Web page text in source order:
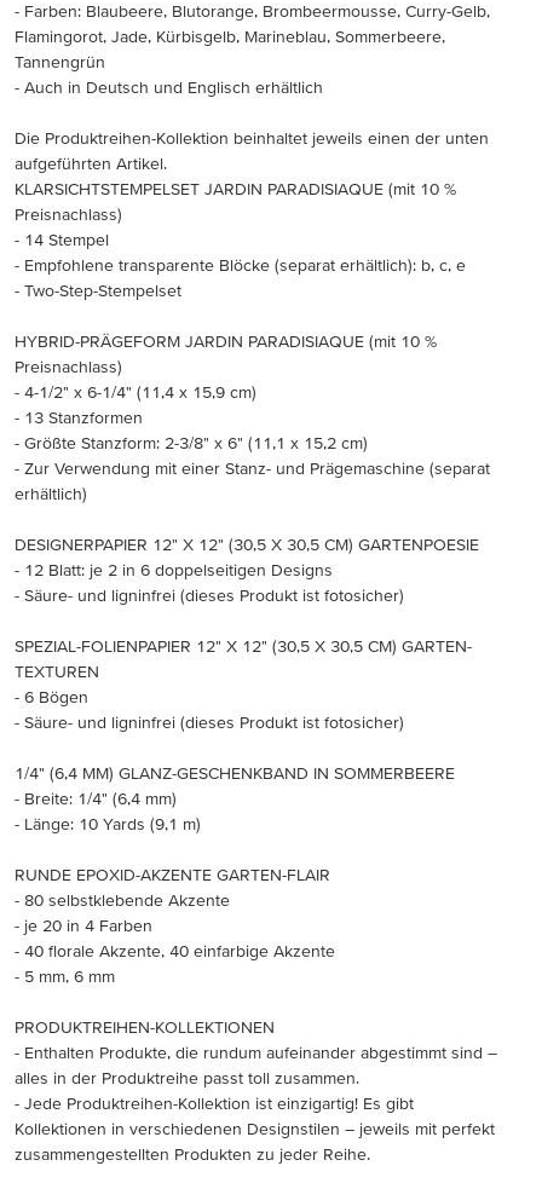
- Farben: Blaubeere, Blutorange, Brombeermousse, Curry-Gelb,
Flamingorot, Jade, Kürbisgelb, Marineblau, Sommerbeere,
Tannengrün
- Auch in Deutsch und Englisch erhältlich
Die Produktreihen-Kollektion beinhaltet jeweils einen der unten
aufgeführten Artikel.
KLARSICHTSTEMPELSET JARDIN PARADISIAQUE (mit 10 %
Preisnachlass)
- 14 Stempel
- Empfohlene transparente Blöcke (separat erhältlich): b, c, e
- Two-Step-Stempelset
HYBRID-PRÄGEFORM JARDIN PARADISIAQUE (mit 10 %
Preisnachlass)
- 4-1/2" x 6-1/4" (11,4 x 15,9 cm)
- 13 Stanzformen
- Größte Stanzform: 2-3/8" x 6" (11,1 x 15,2 cm)
- Zur Verwendung mit einer Stanz- und Prägemaschine (separat
erhältlich)
DESIGNERPAPIER 12" X 12" (30,5 X 30,5 CM) GARTENPOESIE
- 12 Blatt: je 2 in 6 doppelseitigen Designs
- Säure- und ligninfrei (dieses Produkt ist fotosicher)
SPEZIAL-FOLIENPAPIER 12" X 12" (30,5 X 30,5 CM) GARTEN-
TEXTUREN
- 6 Bögen
- Säure- und ligninfrei (dieses Produkt ist fotosicher)
1/4" (6,4 MM) GLANZ-GESCHENKBAND IN SOMMERBEERE
- Breite: 1/4" (6,4 mm)
- Länge: 10 Yards (9,1 m)
RUNDE EPOXID-AKZENTE GARTEN-FLAIR
- 80 selbstklebende Akzente
- je 20 in 4 Farben
- 40 florale Akzente, 40 einfarbige Akzente
- 5 mm, 6 mm
PRODUKTREIHEN-KOLLEKTIONEN
- Enthalten Produkte, die rundum aufeinander abgestimmt sind –
alles in der Produktreihe passt toll zusammen.
- Jede Produktreihen-Kollektion ist einzigartig! Es gibt
Kollektionen in verschiedenen Designstilen – jeweils mit perfekt
zusammengestellten Produkten zu jeder Reihe.